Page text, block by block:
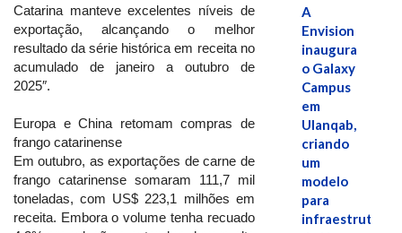
Catarina manteve excelentes níveis de
exportação, alcançando o melhor
resultado da série histórica em receita no
acumulado de janeiro a outubro de
2025″.
Europa e China retomam compras de
frango catarinense
Em outubro, as exportações de carne de
frango catarinense somaram 111,7 mil
toneladas, com US$ 223,1 milhões em
receita. Embora o volume tenha recuado
A
Envision
inaugura
o Galaxy
Campus
em
Ulanqab,
criando
um
modelo
para
infraestrutura